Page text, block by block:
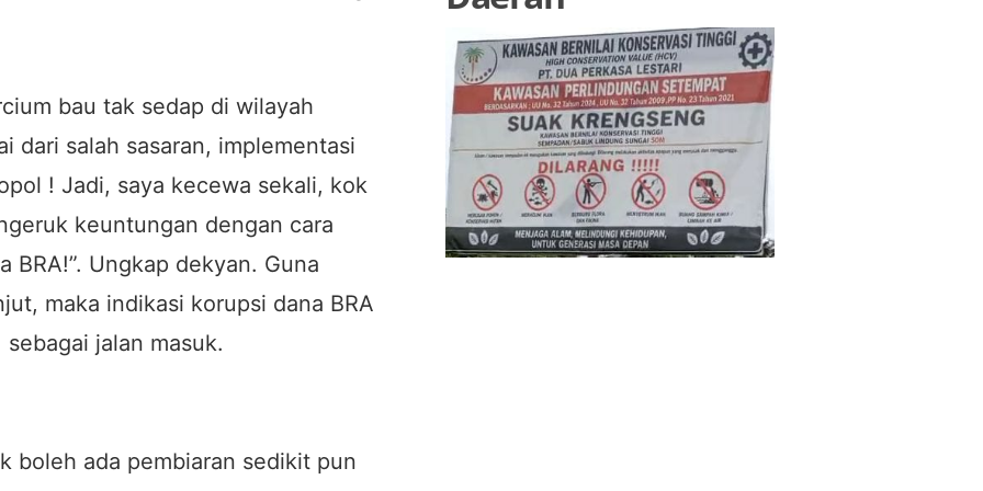
bau tak sedap di wilayah
dari salah sasaran, implementasi
! Jadi, saya kecewa sekali, kok
keuntungan dengan cara
BRA!”. Ungkap dekyan. Guna
maka indikasi korupsi dana BRA
jalan masuk.
boleh ada pembiaran sedikit pun